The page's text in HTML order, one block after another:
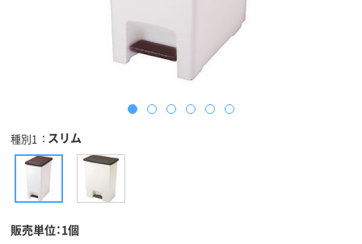
種別1 スリム
販売単位：1個